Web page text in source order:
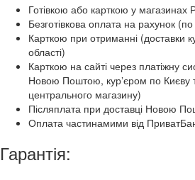
Готівкою або карткою у магазинах
Безготівкова оплата на рахунок (по
Карткою при отриманні (доставки
області)
Карткою на сайті через платіжну
Новою Поштою, курʼєром по Києву
центрального магазину)
Післяплата при доставці Новою
Оплата частинамими від
Гарантія: